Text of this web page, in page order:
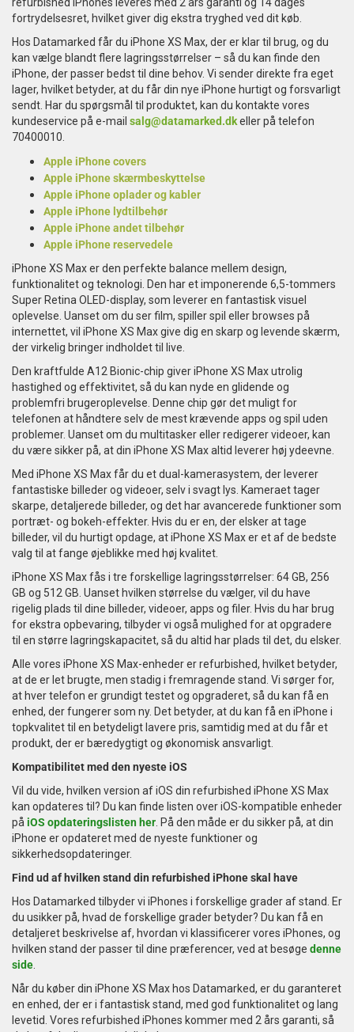
fortrydelsesret, hvilket giver dig ekstra tryghed ved dit køb.
Hos Datamarked får du iPhone XS Max, der er klar til brug, og du
kan vælge blandt flere lagringsstørrelser – så du kan finde den
iPhone, der passer bedst til dine behov. Vi sender direkte fra eget
lager, hvilket betyder, at du får din nye iPhone hurtigt og forsvarligt
sendt. Har du spørgsmål til produktet, kan du kontakte vores
kundeservice på e-mail salg@datamarked.dkeller på telefon
70400010.
Apple iPhone covers
Apple iPhone skærmbeskyttelse
Apple iPhone oplader og kabler
Apple iPhone lydtilbehør
Apple iPhone andet tilbehør
Apple iPhone reservedele
iPhone XS Max er den perfekte balance mellem design,
funktionalitet og teknologi. Den har et imponerende 6,5-tommers
Super Retina OLED-display, som leverer en fantastisk visuel
oplevelse. Uanset om du ser film, spiller spil eller browses på
internettet, vil iPhone XS Max give dig en skarp og levende skærm,
der virkelig bringer indholdet til live.
Den kraftfulde A12 Bionic-chip giver iPhone XS Max utrolig
hastighed og effektivitet, så du kan nyde en glidende og
problemfri brugeroplevelse. Denne chip gør det muligt for
telefonen at håndtere selv de mest krævende apps og spil uden
problemer. Uanset om du multitasker eller redigerer videoer, kan
du være sikker på, at din iPhone XS Max altid leverer høj ydeevne.
Med iPhone XS Max får du et dual-kamerasystem, der leverer
fantastiske billeder og videoer, selv i svagt lys. Kameraet tager
skarpe, detaljerede billeder, og det har avancerede funktioner som
portræt- og bokeh-effekter. Hvis du er en, der elsker at tage
billeder, vil du hurtigt opdage, at iPhone XS Max er et af de bedste
valg til at fange øjeblikke med høj kvalitet.
iPhone XS Max fås i tre forskellige lagringsstørrelser: 64 GB, 256
GB og 512 GB. Uanset hvilken størrelse du vælger, vil du have
rigelig plads til dine billeder, videoer, apps og filer. Hvis du har brug
for ekstra opbevaring, tilbyder vi også mulighed for at opgradere
til en større lagringskapacitet, så du altid har plads til det, du elsker.
Alle vores iPhone XS Max-enheder er refurbished, hvilket betyder,
at de er let brugte, men stadig i fremragende stand. Vi sørger for,
at hver telefon er grundigt testet og opgraderet, så du kan få en
enhed, der fungerer som ny. Det betyder, at du kan få en iPhone i
topkvalitet til en betydeligt lavere pris, samtidig med at du får et
produkt, der er bæredygtigt og økonomisk ansvarligt.
Kompatibilitet med den nyeste iOS
Vil du vide, hvilken version af iOS din refurbished iPhone XS Max
kan opdateres til? Du kan finde listen over iOS-kompatible enheder
på iOS opdateringslisten her . På den måde er du sikker på, at din
iPhone er opdateret med de nyeste funktioner og
sikkerhedsopdateringer.
Find ud af hvilken stand din refurbished iPhone skal have
Hos Datamarked tilbyder vi iPhones i forskellige grader af stand. Er
du usikker på, hvad de forskellige grader betyder? Du kan få en
detaljeret beskrivelse af, hvordan vi klassificerer vores iPhones, og
hvilken stand der passer til dine præferencer, ved at besøge denne
side
Når du køber din iPhone XS Max hos Datamarked, er du garanteret
en enhed, der er i fantastisk stand, med god funktionalitet og lang
levetid. Vores refurbished iPhones kommer med 2 års garanti, så